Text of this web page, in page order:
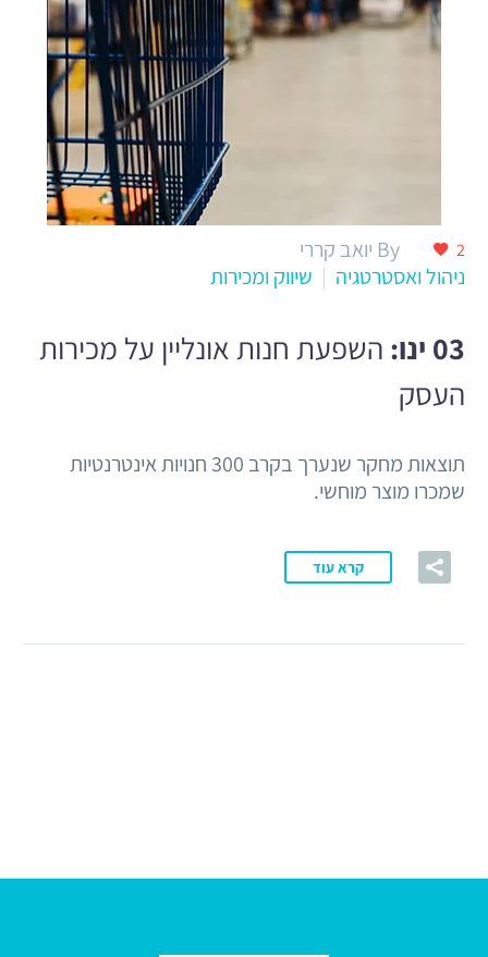
2
By יואב קררי
ניהול ואסטרטגיה
שיווק ומכירות
03 ינו:
השפעת חנות אונליין על מכירות
העסק
תוצאות מחקר שנערך בקרב 300 חנויות אינטרנטיות
שמכרו מוצר מוחשי.
קרא עוד